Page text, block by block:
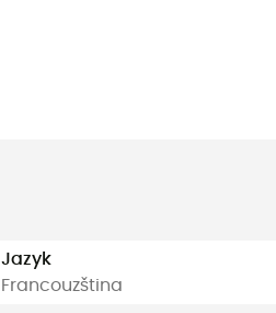
Jazyk
Francouzština